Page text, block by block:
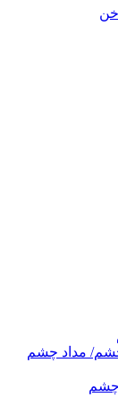
مداد چشم
چشم